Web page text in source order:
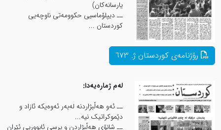
یارسانەکان)
ــ دیپلۆماسیی حکوومەتی ناوچەیی
کوردستان ...
لەم ژمارەیەدا:
ــ ئەو هەڵبژاردنە لەبەر ئەوەیکە ئازاد و
دێموكراتیک نیە...
ــ شانۆی هەڵبژاردن و پرسی ئابووریی ئێران